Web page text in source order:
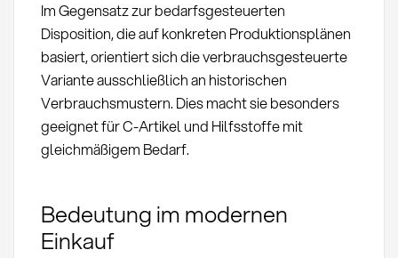
Im Gegensatz zur bedarfsgesteuerten
Disposition, die auf konkreten Produktionsplänen
basiert, orientiert sich die verbrauchsgesteuerte
Variante ausschließlich an historischen
Verbrauchsmustern. Dies macht sie besonders
geeignet für C-Artikel und Hilfsstoffe mit
gleichmäßigem Bedarf.
Bedeutung im modernen
Einkauf